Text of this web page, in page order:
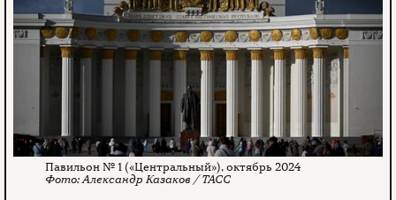
Павильон № 1 («Центральный»), октябрь 2024
Александр Казаков / ТАСС